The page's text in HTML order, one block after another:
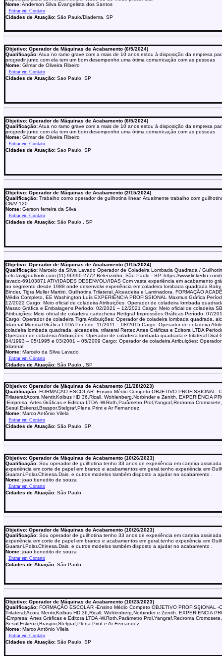
Nome:Anderson Silva Evangelista dos Santos
Cidades de Atuação: São Paulo/Diadema, SP
Objetivo: Operador de Máquinas de Acabamento (6/5/2024)
Qualificação:Atua no ramo grave com a mais de 10 anos estou à disposição da empresa
progredir junto com ela tem um bom desempenho uma ótima comunicação com as pessoas
Nome: Gilmar de Oliveira Ribeiro
Cidades de Atuação: Sao Paulo, SP
Objetivo: Operador de Máquinas de Acabamento (6/5/2024)
Qualificação:Atua no ramo grave com a mais de 10 anos estou à disposição da empresa
progredir junto com ela tem um bom desempenho uma ótima comunicação com as pessoas
Nome: Gilmar de Oliveira Ribeiro
Cidades de Atuação: Sao Paulo, SP
Objetivo: Operador de Máquinas de Acabamento (2/15/2024)
Qualificação: Trabalho como operador de guilhotina linear. Atualmente trabalho com
CN/V 120
Nome: Gerson ferreira da Silva
Cidades de Atuação: São Paulo , SP
Objetivo: Operador de Máquinas de Acabamento (1/15/2024)
Qualificação: Marcelo da Silva Lavado Operador de Coladeira Lombada Quadrada /
celo.lav@outlook.com (11) 96990-2772 Belenzinho, São Paulo - SP. https://www.linkedin.com/
lavado-69103871 ATIVIDADES DESENVOLVIDAS Com vasta experiência em acabamento
no segmento desde 1988 onde desenvolvi experiência em coladeira lombada quadrada Baby
Binder, Tigra Muller Martini, Guilhotina Trilateral, Alceadeira e Laminadora. FORMAÇÃO
Médio Completo, EE Washington Luís EXPERIÊNCIA PROFISSIONAL Maxmus Gráfica
12/2022 Cargo: Meio oficial de coladeira Atribuições: Operador de coladeira lombada
Masao Gráfica e Embalagens Período: 02/2021 – 12/2021 Cargo: Meio oficial de coladeira
Atribuições: Meio oficial de coladeira cartucheira Rettgraf Impressões Gráficas Período: 07/
Cargo: Operador de coladeira Tigra Atribuições: Operador de coladeira lombada quadrada,
trilateral Mundial Gráfica LTDA Período: 11/2011 – 08/2015 Cargo: Operador de coladeira
coladeira lombada quadrada, alceadeira, trilateral Rettec Artes Gráficas e Editora LTDA
Operador de coladeira Atribuições: Operador de coladeira lombada quadrada e trilateral Diral
04/1993 – 05/1995 e 03/2001 – 05/2009 Cargo: Operador de coladeira Atribuições:
trilateral
Nome: Marcelo da Silva Lavado
Cidades de Atuação: São Paulo , SP
Objetivo: Operador de Máquinas de Acabamento (11/28/2023)
Qualificação: FORMAÇÃO ESCOLAR -Ensino Médio Competo OBJETIVO PROFISSIONAL -
Trilateral:Acora Mentir,Kolbus HD 36,Ricall, Wohlenberg,Norbinder e Zenith. EXPERIÊNCIA
-Empresa: Artes Gráficas e Editora LTDA -W.Roth,Parâmetro
Sesul,Eskenzi,Braspor,Stelgraf,Plena Print e Ar Fernandez.
Nome: Marco Antônio Vilela
Cidades de Atuação: São Paulo, SP
Objetivo: Operador de Máquinas de Acabamento (10/26/2023)
Qualificação: Sou operador de guilhotina tenho 33 anos de experiência em carteira
experiência em corte de papel em branco e acabamentos em geral.tenho experiência em
Guarani.Polar.Chinesa.Dais. e outros modelos também disposto a ajudar no acabamento .
Nome: joao benedito de souza
Cidades de Atuação: São Paulo,
Objetivo: Operador de Máquinas de Acabamento (10/26/2023)
Qualificação: Sou operador de guilhotina tenho 33 anos de experiência em carteira
experiência em corte de papel em branco e acabamentos em geral.tenho experiência em
Guarani.Polar.Chinesa.Dais. e outros modelos também disposto a ajudar no acabamento .
Nome: joao benedito de souza
Cidades de Atuação: São Paulo,
Objetivo: Operador de Máquinas de Acabamento (10/23/2023)
Qualificação: FORMAÇÃO ESCOLAR -Ensino Médio Competo OBJETIVO PROFISSIONAL -
Trilateral:Acora Mentir,Kolbus HD 36,Ricall, Wohlenberg,Norbinder e Zenith. EXPERIÊNCIA
-Empresa: Artes Gráficas e Editora LTDA -W.Roth,Parâmetro
Sesul,Eskenzi,Braspor,Stelgraf,Plena Print e Ar Fernandez.
Nome: Marco Antônio Vilela
Cidades de Atuação: São Paulo, SP